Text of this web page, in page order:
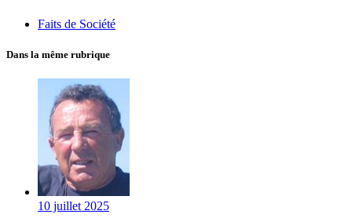
Faits de Société
Dans la même rubrique
10 juillet 2025